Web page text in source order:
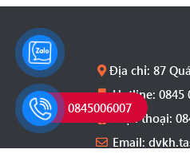
Địa chỉ: 87
Hotline: 0845
Điện thoại:
Email:
0845006007